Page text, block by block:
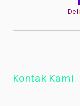
Kontak Kami